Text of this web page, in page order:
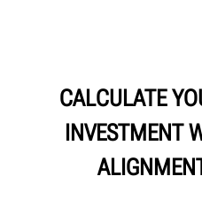
CALCULATE
INVESTMENT